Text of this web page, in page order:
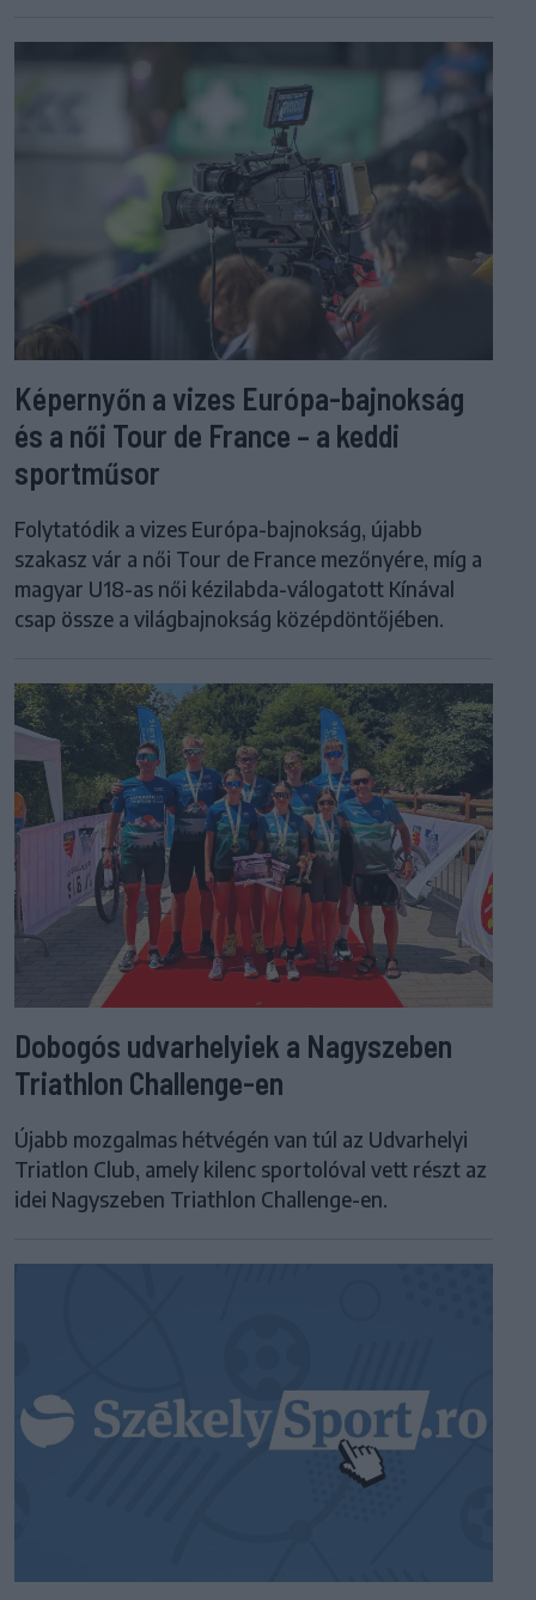
Képernyőn a vizes Európa-bajnokság
és a női Tour de France – a keddi
sportműsor
Folytatódik a vizes Európa-bajnokság, újabb
szakasz vár a női Tour de France mezőnyére, míg a
magyar U18-as női kézilabda-válogatott Kínával
csap össze a világbajnokság középdöntőjében.
Dobogós udvarhelyiek a Nagyszeben
Triathlon Challenge-en
Újabb mozgalmas hétvégén van túl az Udvarhelyi
Triatlon Club, amely kilenc sportolóval vett részt az
idei Nagyszeben Triathlon Challenge-en.